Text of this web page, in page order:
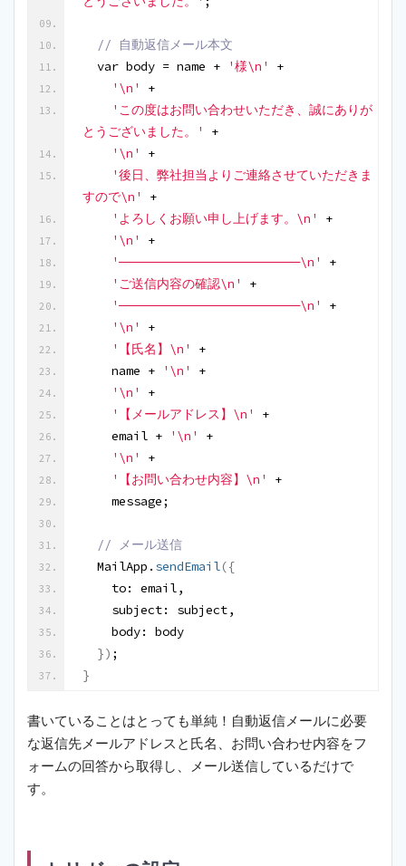
// 自動返信メール本文
  var body = name +
'様\n'
+
'\n'
+
'この度はお問い合わせいただき、誠にありが
とうございました。'
+
'\n'
+
'後日、弊社担当よりご連絡させていただきま
すので\n'
+
'よろしくお願い申し上げます。\n'
+
'\n'
+
'─────────────────────────\n'
+
'ご送信内容の確認\n'
+
'─────────────────────────\n'
+
'\n'
+
'【氏名】\n'
+
    name +
'\n'
+
'\n'
+
'【メールアドレス】\n'
+
    email +
'\n'
+
'\n'
+
'【お問い合わせ内容】\n'
+
    message;
// メール送信
  MailApp.
sendEmail({
    to: email,
    subject: subject,
    body: body
}) ;
}
書いていることはとっても単純！自動返信メールに必要
な返信先メールアドレスと氏名、お問い合わせ内容をフ
ォームの回答から取得し、メール送信しているだけで
す。